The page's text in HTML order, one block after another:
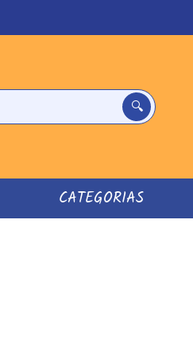
CATEGORIAS